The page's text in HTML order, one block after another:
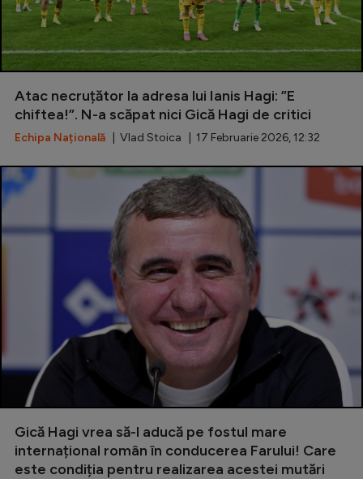
Atac necruțător la adresa lui Ianis Hagi: ”E
chiftea!”. N-a scăpat nici Gică Hagi de critici
Echipa Națională | Vlad Stoica | 17 Februarie 2026, 12:32
Gică Hagi vrea să-l aducă pe fostul mare
internațional român în conducerea Farului! Care
este condiția pentru realizarea acestei mutări